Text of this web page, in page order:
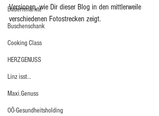
Bauernmärkte
Buschenschank
Cooking Class
HERZGENUSS
Linz isst...
Maxi.Genuss
OÖ-Gesundheitsholding
Versionen, wie Dir dieser Blog in den mittlerweile
verschiedenen Fotostrecken zeigt.